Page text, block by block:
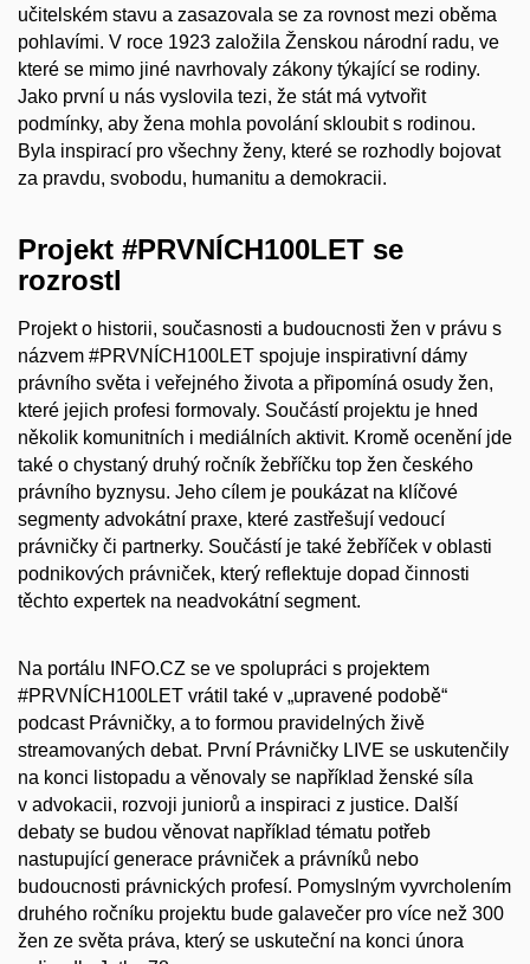
učitelském stavu a zasazovala se za rovnost mezi oběma
pohlavími. V roce 1923 založila Ženskou národní radu, ve
které se mimo jiné navrhovaly zákony týkající se rodiny.
Jako první u nás vyslovila tezi, že stát má vytvořit
podmínky, aby žena mohla povolání skloubit s rodinou.
Byla inspirací pro všechny ženy, které se rozhodly bojovat
za pravdu, svobodu, humanitu a demokracii.
Projekt #PRVNÍCH100LET se
rozrostl
Projekt o historii, současnosti a budoucnosti žen v právu s
názvem #PRVNÍCH100LET spojuje inspirativní dámy
právního světa i veřejného života a připomíná osudy žen,
které jejich profesi formovaly. Součástí projektu je hned
několik komunitních i mediálních aktivit. Kromě ocenění jde
také o chystaný druhý ročník žebříčku top žen českého
právního byznysu. Jeho cílem je poukázat na klíčové
segmenty advokátní praxe, které zastřešují vedoucí
právničky či partnerky. Součástí je také žebříček v oblasti
podnikových právniček, který reflektuje dopad činnosti
těchto expertek na neadvokátní segment.
Na portálu INFO.CZ se ve spolupráci s projektem
#PRVNÍCH100LET vrátil také v „upravené podobě“
podcast Právničky, a to formou pravidelných živě
streamovaných debat. První Právničky LIVE se uskutenčily
na konci listopadu a věnovaly se například ženské síla
v advokacii, rozvoji juniorů a inspiraci z justice. Další
debaty se budou věnovat například tématu potřeb
nastupující generace právniček a právníků nebo
budoucnosti právnických profesí. Pomyslným vyvrcholením
druhého ročníku projektu bude galavečer pro více než 300
žen ze světa práva, který se uskuteční na konci února